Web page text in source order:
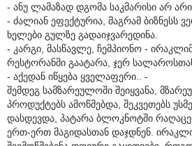
- ანუ ლამაზად დგომა საკმარისი არ
- ძალიან ეფექტურია, მაგრამ ბიზნესს
ხელები გულზე გადაიჯვარედინა.
- კარგი, მასწავლე, ჩემპიონო -
რესტორანში გაატარა, ჯერ სალაროსთან
- აქედან იწყება ყველაფერი.. -
შემდეგ სამზარეულოში შეიყვანა,
პროდუქტებს ამოწმებდა, შეკვეთებს
დასდევდა, პატარა ბლოკნოტში
ერთ-ერთ მაგიდასთან დაჯდნენ.